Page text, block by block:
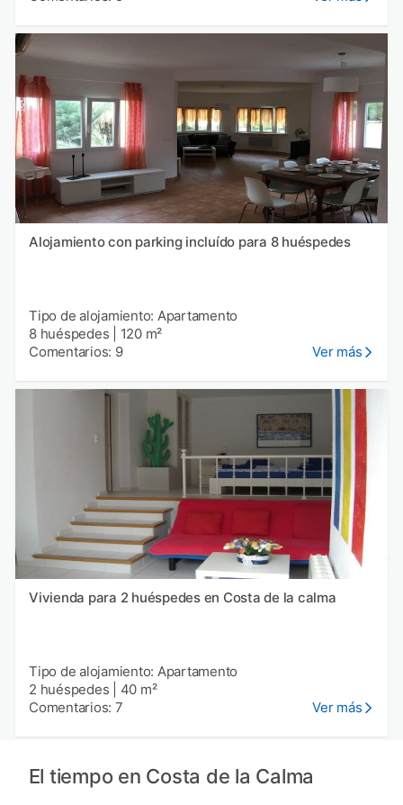
Alojamiento con parking incluído para 8 huéspedes
Tipo de alojamiento: Apartamento
8 huéspedes
120 m²
Comentarios: 9
Ver más
Vivienda para 2 huéspedes en Costa de la calma
Tipo de alojamiento: Apartamento
2 huéspedes
40 m²
Comentarios: 7
Ver más
El tiempo en Costa de la Calma